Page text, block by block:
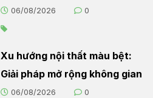
sống hiện đại
06/08/2026 0
Xu hướng nội thất màu bệt:
Giải pháp mở rộng không gian
06/08/2026 0